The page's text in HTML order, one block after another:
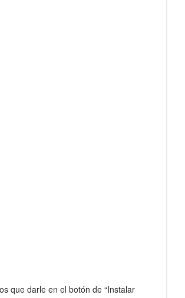
que darle en el botón de “Instalar